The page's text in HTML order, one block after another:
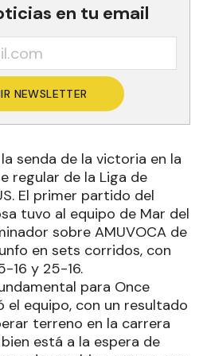
en tu email
NEWSLETTER
senda de la victoria en la
regular de la Liga de
El primer partido del
tuvo al equipo de Mar del
sobre AMUVOCA de
en sets corridos, con
16 y 25-16.
para Once
el equipo, con un resultado
terreno en la carrera
está a la espera de